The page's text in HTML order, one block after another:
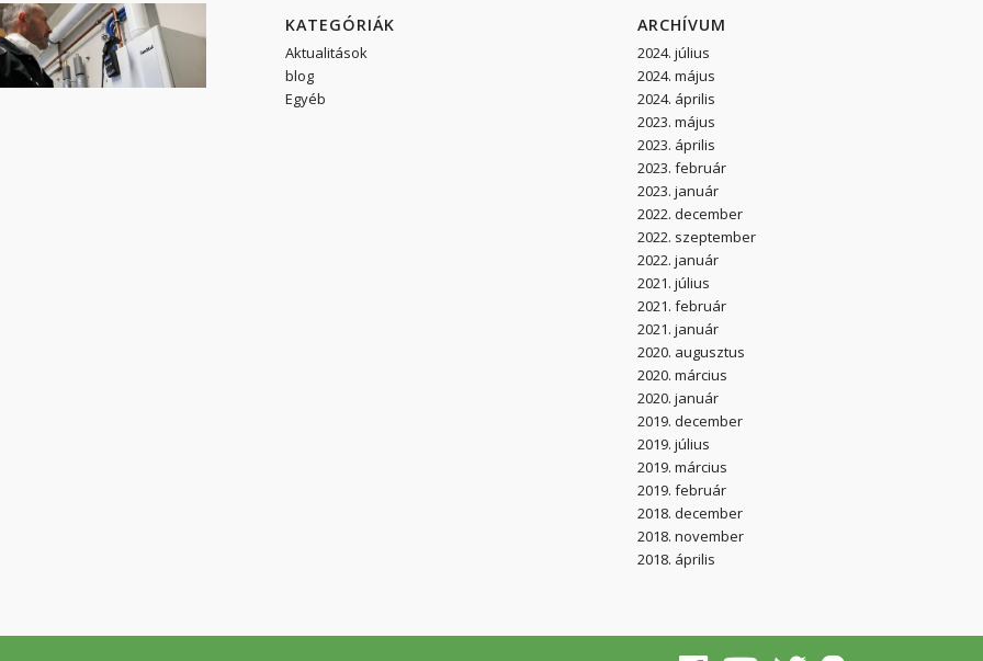
KATEGÓRIÁK
Aktualitások
blog
Egyéb
ARCHÍVUM
2024. július
2024. május
2024. április
2023. május
2023. április
2023. február
2023. január
2022. december
2022. szeptember
2022. január
2021. július
2021. február
2021. január
2020. augusztus
2020. március
2020. január
2019. december
2019. július
2019. március
2019. február
2018. december
2018. november
2018. április